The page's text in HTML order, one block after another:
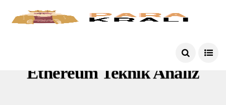
Ethereum Teknik Analiz